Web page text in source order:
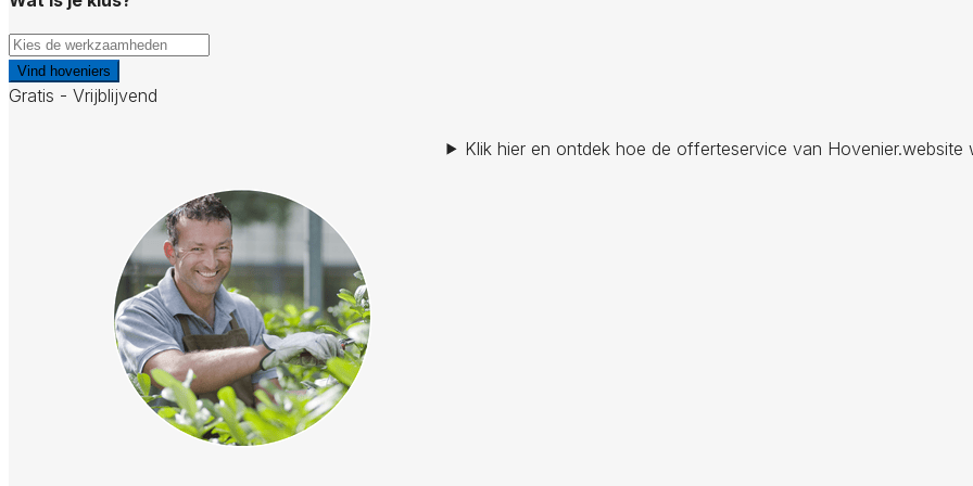
Vind hoveniers
Gratis - Vrijblijvend
Klik hier en ontdek hoe de offerteservice van Hovenier.website